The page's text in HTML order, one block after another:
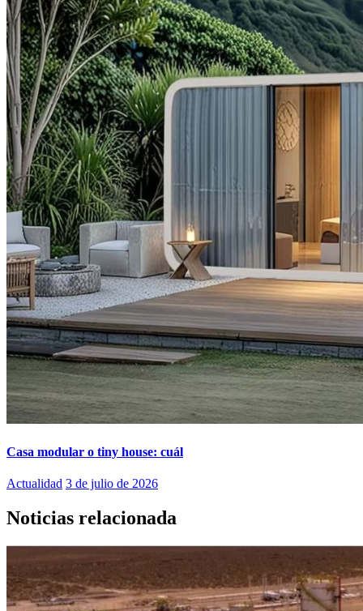
Casa modular o tiny house: cuál
Actualidad 3 de julio de 2026
Noticias relacionada